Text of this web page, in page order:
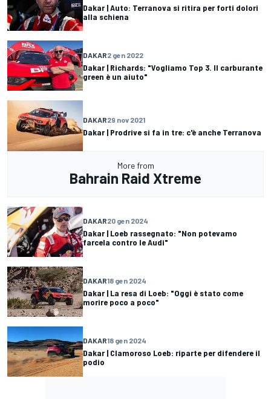
Dakar | Auto: Terranova si ritira per forti dolori
alla schiena
DAKAR2 gen 2022
Dakar | Richards: "Vogliamo Top 3. Il carburante
green è un aiuto"
DAKAR29 nov 2021
Dakar | Prodrive si fa in tre: c'è anche Terranova
More from
Bahrain Raid Xtreme
DAKAR20 gen 2024
Dakar | Loeb rassegnato: "Non potevamo
farcela contro le Audi"
DAKAR18 gen 2024
Dakar | La resa di Loeb: "Oggi è stato come
morire poco a poco"
DAKAR18 gen 2024
Dakar | Clamoroso Loeb: riparte per difendere il
podio